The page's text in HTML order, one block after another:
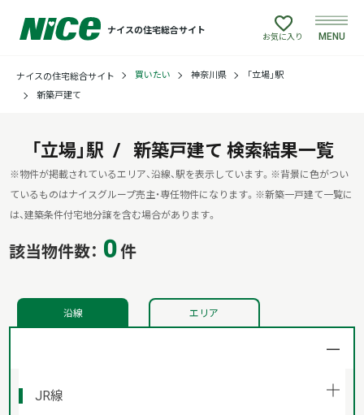
ナイスの住宅総合サイト
買いたい
建てたい
リフォームしたい
貸したい
お気に入り MENU
ナイスの住宅総合サイト 買いたい 神奈川県
「立場」駅
新築戸建て
「立場」駅 新築戸建て 検索結果一覧
※物件が掲載されているエリア、沿線、駅を表示しています。 ※背景に色がつい
ているものはナイスグループ売主・専任物件になります。 ※新築一戸建て一覧に
は、建築条件付宅地分譲を含む場合があります。
該当物件数： 0 件
沿線 エリア
JR線